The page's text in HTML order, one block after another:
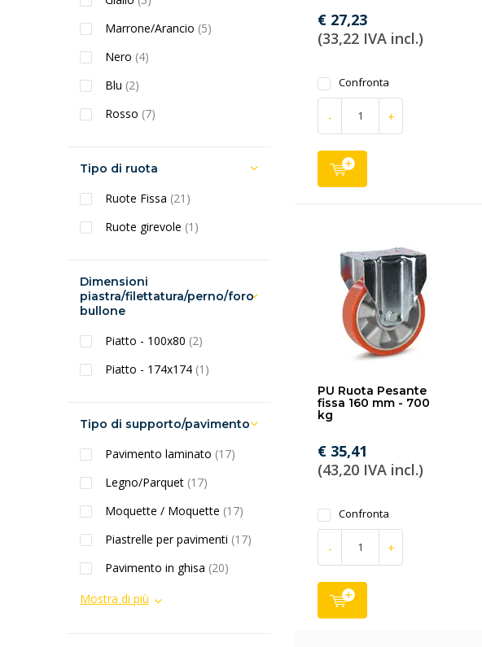
€ 27,23
(33,22 IVA incl.)
Confronta
- +
PU Ruota Pesante
fissa 160 mm - 700
kg
€ 35,41
(43,20 IVA incl.)
Confronta
- +
Marrone/Arancio (5)
Nero (4)
Blu (2)
Rosso (7)
Tipo di ruota
Ruote Fissa (21)
Ruote girevole (1)
Dimensioni
piastra/filettatura/perno/foro
bullone
Piatto - 100x80 (2)
Piatto - 174x174 (1)
Tipo di supporto/pavimento
Pavimento laminato (17)
Legno/Parquet (17)
Moquette / Moquette (17)
Piastrelle per pavimenti (17)
Pavimento in ghisa (20)
Mostra di più